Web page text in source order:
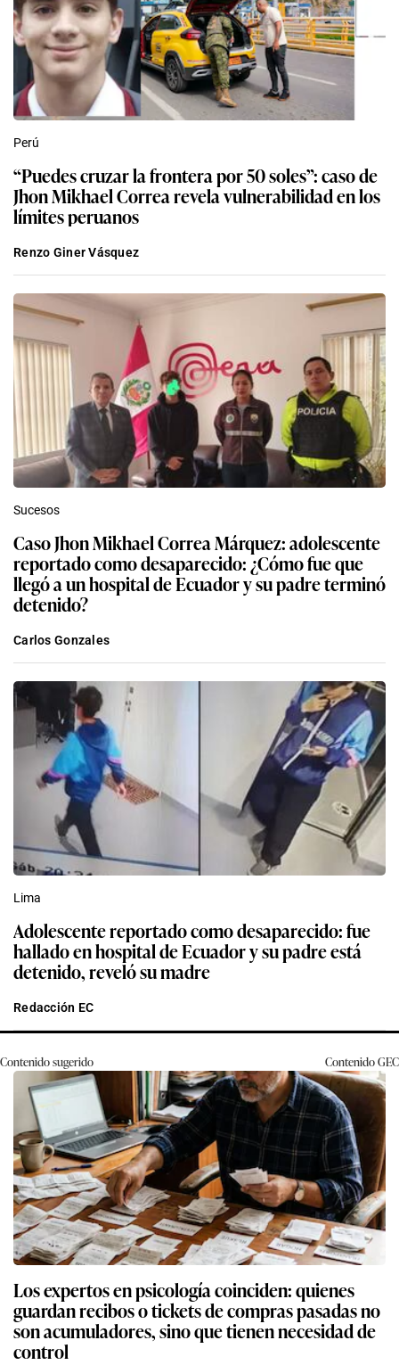
Perú
“Puedes cruzar la frontera por 50 soles”: caso de
Jhon Mikhael Correa revela vulnerabilidad en los
límites peruanos
Renzo Giner Vásquez
Sucesos
Caso Jhon Mikhael Correa Márquez: adolescente
reportado como desaparecido: ¿Cómo fue que
llegó a un hospital de Ecuador y su padre terminó
detenido?
Carlos Gonzales
Lima
Adolescente reportado como desaparecido: fue
hallado en hospital de Ecuador y su padre está
detenido, reveló su madre
Redacción EC
Contenido sugerido ContenidoGEC
Los expertos en psicología coinciden: quienes
guardan recibos o tickets de compras pasadas no
son acumuladores, sino que tienen necesidad de
control